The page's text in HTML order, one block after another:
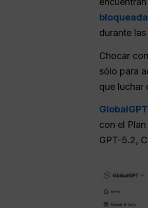
durante
Chocar
sólo para
que luchar
GlobalGPT
con el
GPT-5.2,